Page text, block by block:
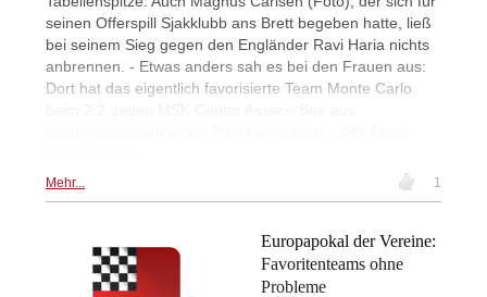
seinen Offerspill Sjakklubb ans Brett begeben hatte, ließ
bei seinem Sieg gegen den Engländer Ravi Haria nichts
anbrennen. - Etwas anders sah es bei den Frauen aus:
Dort hat das eigentlich favorisierte Team Monte Carlo
Mehr... 1
Europapokal der Vereine:
Favoritenteams ohne
Probleme